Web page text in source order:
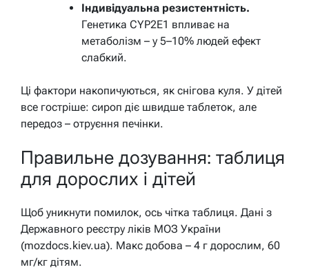
Індивідуальна резистентність.
Генетика CYP2E1 впливає на
метаболізм – у 5–10% людей ефект
слабкий.
Ці фактори накопичуються, як снігова куля. У дітей
все гостріше: сироп діє швидше таблеток, але
передоз – отруєння печінки.
Правильне дозування: таблиця
для дорослих і дітей
Щоб уникнути помилок, ось чітка таблиця. Дані з
Державного реєстру ліків МОЗ України
(mozdocs.kiev.ua). Макс добова – 4 г дорослим, 60
мг/кг дітям.